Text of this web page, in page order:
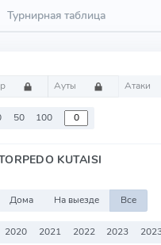
Турнирная таблица
Ауты Атаки
50 100
KUTAISI
Дома На выезде Все
2020 2021 2022 2023